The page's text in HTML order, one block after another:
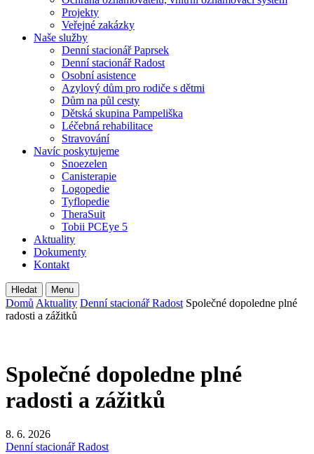
Projekty
Veřejné zakázky
Naše služby
Denní stacionář Paprsek
Denní stacionář Radost
Osobní asistence
Azylový dům pro rodiče s dětmi
Dům na půl cesty
Dětská skupina Pampeliška
Léčebná rehabilitace
Stravování
Navíc poskytujeme
Snoezelen
Canisterapie
Logopedie
Tyflopedie
TheraSuit
Tobii PCEye 5
Aktuality
Dokumenty
Kontakt
Hledat Menu
Domů Aktuality Denní stacionář Radost Společné dopoledne plné
radosti a zážitků
Společné dopoledne plné
radosti a zážitků
8. 6. 2026
Denní stacionář Radost